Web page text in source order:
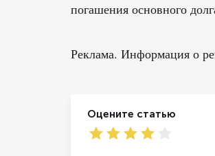
погашения основного
Реклама. Информация о
Оцените статью